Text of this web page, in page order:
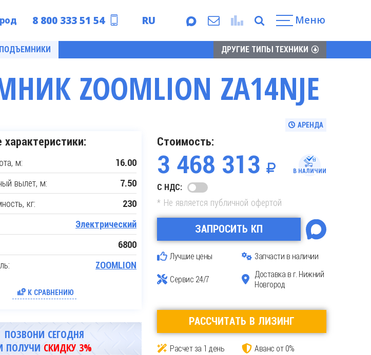
8 800 333 51 54
RU
EN
Меню
ДРУГИЕ ТИПЫ ТЕХНИКИ
ZOOMLION ZA14NJE
м: 16.00
вылет, м: 7.50
кг: 230
Электрический
6800
ZOOMLION
К СРАВНЕНИЮ
ПОЗВОНИ СЕГОДНЯ
ПОЛУЧИ СКИДКУ 3%
АРЕНДА
Стоимость:
3 468 313 В НАЛИЧИИ
С НДС:
* Не является публичной офертой
ЗАПРОСИТЬ КП
Лучшие цены Запчасти в наличии
Сервис 24/7 Доставка в г. Нижний
Новгород
РАССЧИТАТЬ В ЛИЗИНГ
Расчет за 1 день Аванс от 0%